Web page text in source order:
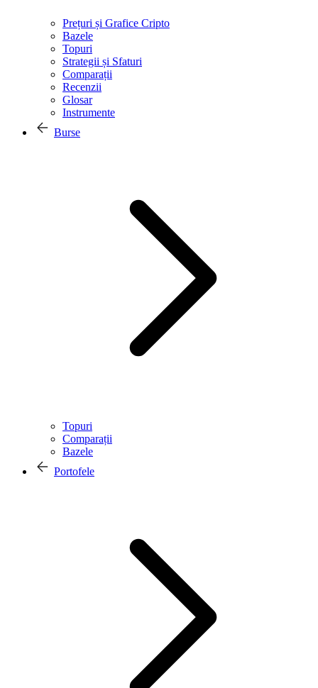
Prețuri și Grafice Cripto
Bazele
Topuri
Strategii și Sfaturi
Comparații
Recenzii
Glosar
Instrumente
Burse
Topuri
Comparații
Bazele
Portofele